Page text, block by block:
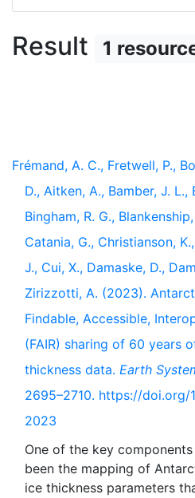
Result 1
Frémand, A. C., Fretwell, P.,
D., Aitken, A., Bamber, J. L.,
Bingham, R. G.,
Catania, G., Christianson,
J., Cui, X., Damaske, D.,
Zirizzotti, A. (2023).
Findable, Accessible,
(FAIR) sharing of 60 years
thickness data. Earth
2695–2710. https://doi.org/
2023
One of the key
been the mapping of
ice thickness parameters